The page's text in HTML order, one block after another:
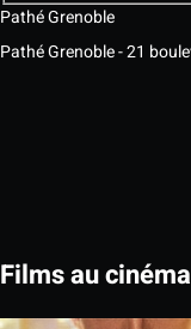
Pathé Grenoble
Pathé Grenoble - 21
Films au cinéma